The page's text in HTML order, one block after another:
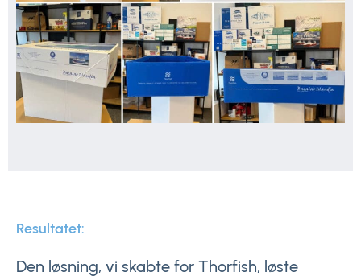
Resultatet:
Den løsning, vi skabte for Thorfish, løste